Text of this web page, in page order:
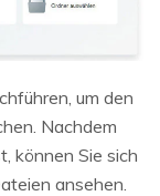
um den
Nachdem
können Sie sich
ansehen.